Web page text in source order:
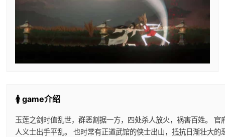
🚺 game介绍
玉莲之剑时值乱世，群恶割据一方，四处杀人放火，祸害百姓。
人义士出手平乱。 也时常有正道武馆的侠士出山，抵抗日渐壮大